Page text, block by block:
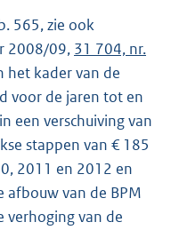
565, zie ook
2008/09, 31 704, nr.
het kader van de
voor de jaren tot en
een verschuiving van
stappen van € 185
2011 en 2012 en
afbouw van de BPM
van de